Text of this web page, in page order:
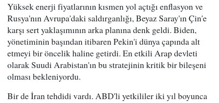
Yüksek enerji fiyatlarının kısmen yol açtığı enflasyon ve
Rusya'nın Avrupa'daki saldırganlığı, Beyaz Saray'ın Çin'e
karşı sert yaklaşımının arka planına denk geldi. Biden,
yönetiminin başından itibaren Pekin'i dünya çapında alt
etmeyi bir öncelik haline getirdi. En etkili Arap devleti
olarak Suudi Arabistan'ın bu stratejinin kritik bir bileşeni
olması bekleniyordu.
Bir de İran tehdidi vardı. ABD'li yetkililer iki yıl boyunca